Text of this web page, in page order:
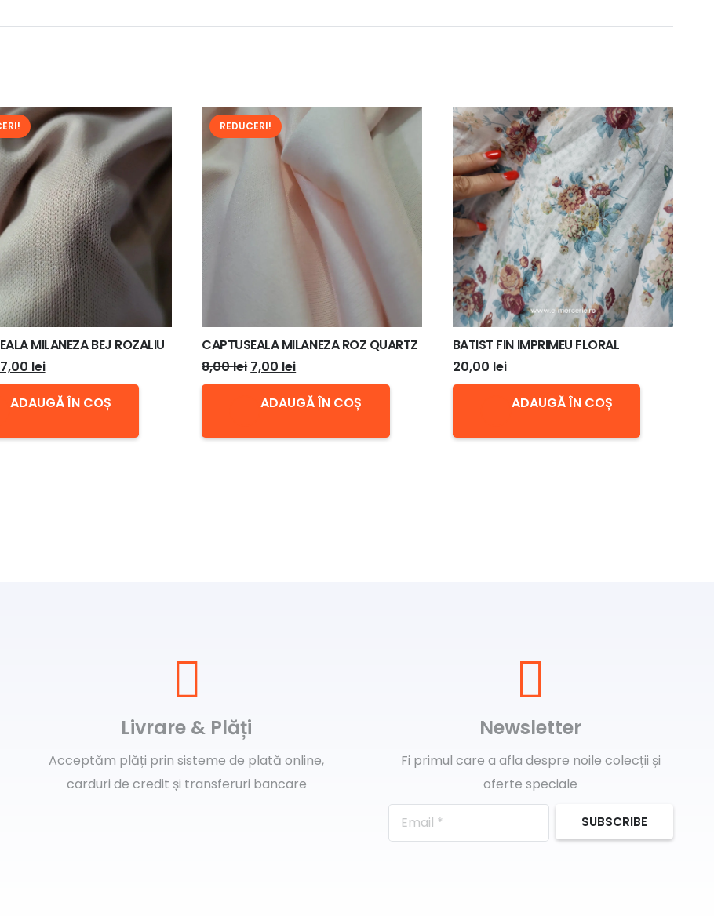
MILANEZA BEJ ROZALIU
Prețul
7,00 leiPrețul
curent
este:
7,00 lei.
ADAUGĂ ÎN COȘ
REDUCERI!
CAPTUSEALA MILANEZA ROZ QUARTZ
8,00lei Prețul
inițial
fost:
7,00 leiPrețul
curent
este:
7,00 lei.
ADAUGĂ ÎN COȘ
BATIST FIN IMPRIMEU FLORAL
20,00 lei
ADAUGĂ ÎN COȘ
Livrare & Plăți
Acceptăm plăți prin sisteme de plată online,
carduri de credit și transferuri bancare
Newsletter
Fi primul care a afla despre noile colecții și
oferte speciale
SUBSCRIBE